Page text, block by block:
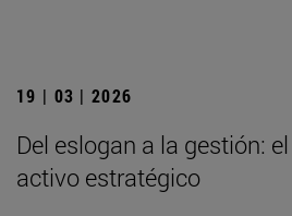
19 | 03 | 2026
Del eslogan a la gestión:
activo estratégico